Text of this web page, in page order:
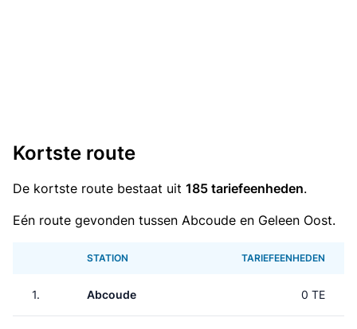
Kortste route
De kortste route bestaat uit 185 tariefeenheden.
Eén route gevonden tussen Abcoude en Geleen Oost.
STATION TARIEFEENHEDEN
1. Abcoude 0 TE